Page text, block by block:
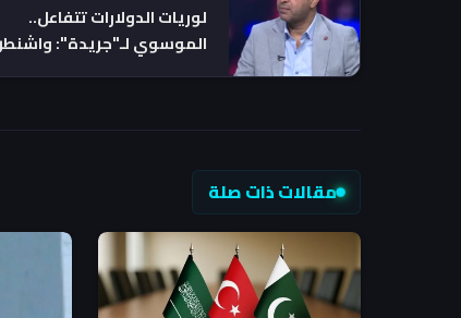
لوريات الدولارات تتفاعل..
الموسوي لـ"جريدة":
مقالات ذات صلة